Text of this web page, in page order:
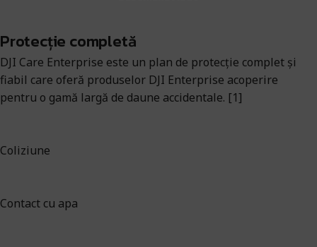
Protecție completă
DJI Care Enterprise este un plan de protecție complet și
fiabil care oferă produselor DJI Enterprise acoperire
pentru o gamă largă de daune accidentale. [1]
Coliziune
Contact cu apa